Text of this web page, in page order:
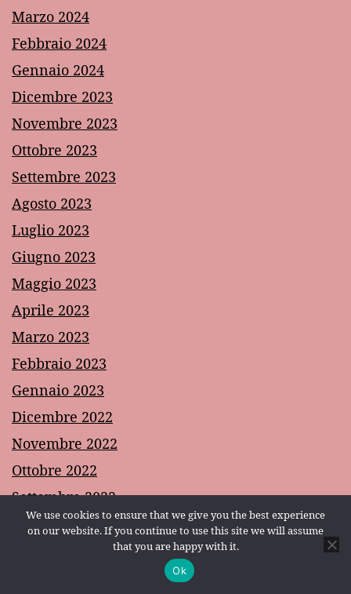
Marzo 2024
Febbraio 2024
Gennaio 2024
Dicembre 2023
Novembre 2023
Ottobre 2023
Settembre 2023
Agosto 2023
Luglio 2023
Giugno 2023
Maggio 2023
Aprile 2023
Marzo 2023
Febbraio 2023
Gennaio 2023
Dicembre 2022
Novembre 2022
Ottobre 2022
Settembre 2022
Agosto 2022
We use cookies to ensure that we give you the best experience
on our website. If you continue to use this site we will assume
that you are happy with it.
Ok